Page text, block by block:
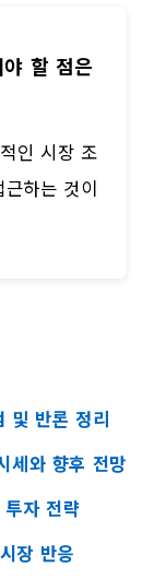
할 점은
인 시장 조
하는 것이
및 반론 정리
세와 향후 전망
자 전략
장 반응